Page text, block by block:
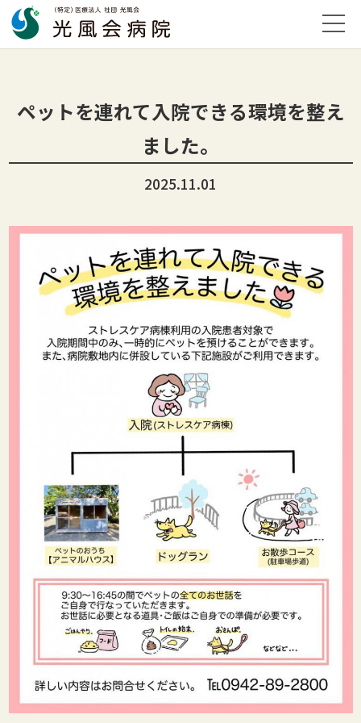
ペットを連れて入院できる環境を整え
ました。
2025.11.01